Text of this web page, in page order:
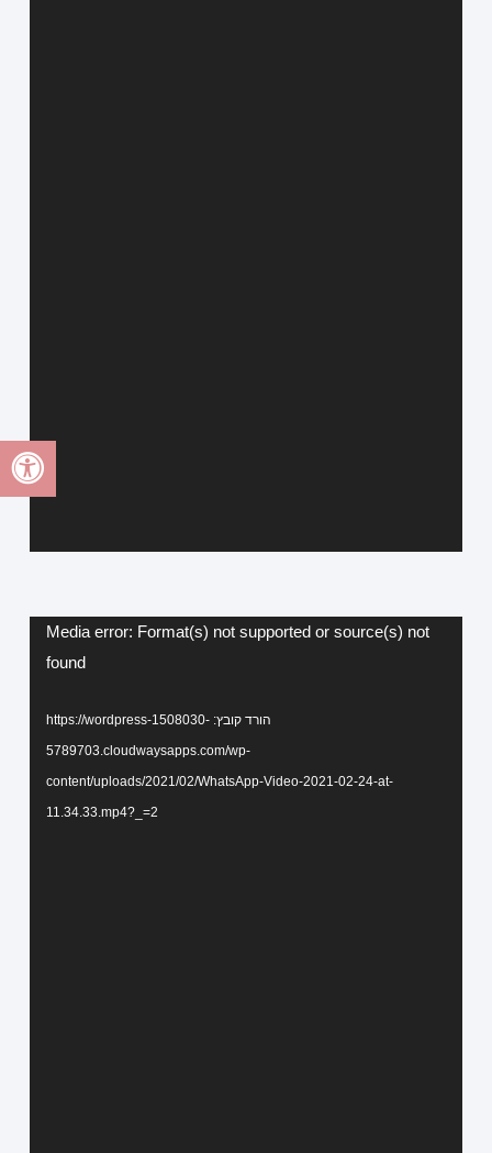
Media error: Format(s) not supported or source(s) not
found
הורד קובץ: https://wordpress-1508030-
5789703.cloudwaysapps.com/wp-
content/uploads/2021/02/WhatsApp-Video-2021-02-24-at-
11.34.33.mp4?_=2